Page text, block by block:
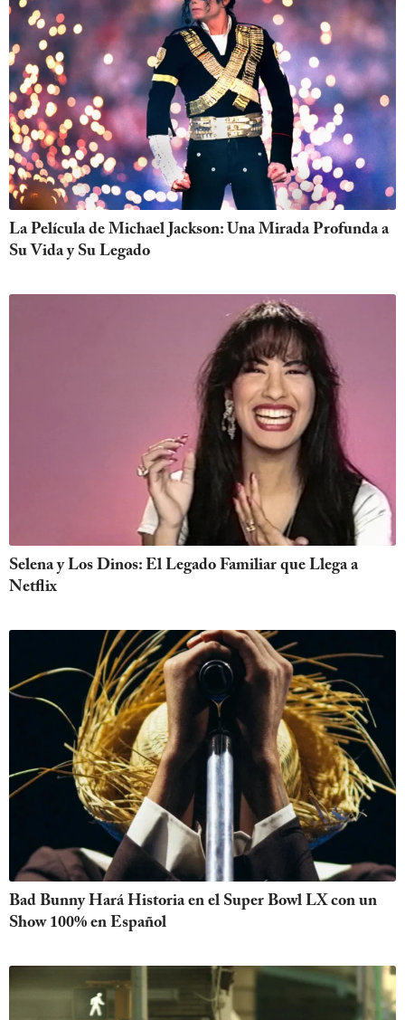
La Película de Michael Jackson: Una Mirada Profunda a
Su Vida y Su Legado
Selena y Los Dinos: El Legado Familiar que Llega a
Netflix
Bad Bunny Hará Historia en el Super Bowl LX con un
Show 100% en Español